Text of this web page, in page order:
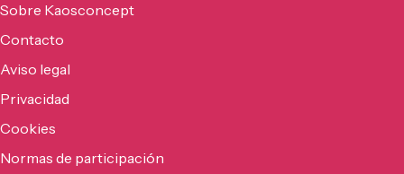
Sobre Kaosconcept
Contacto
Aviso legal
Privacidad
Cookies
Normas de participación